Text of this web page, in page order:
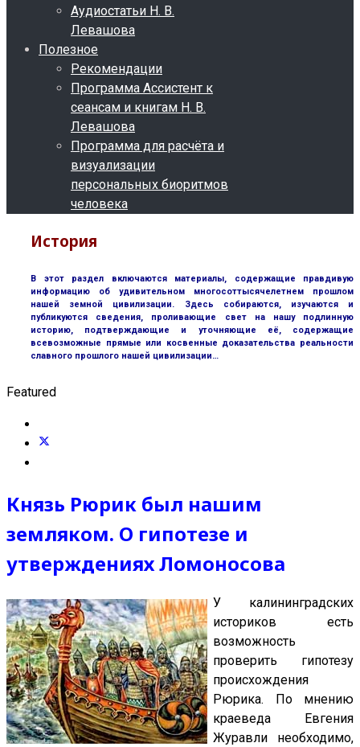
Аудиостатьи Н. В.
Левашова
Полезное
Рекомендации
Программа Ассистент к
сеансам и книгам Н. В.
Левашова
Программа для расчёта и
визуализации
персональных биоритмов
человека
История
В этот раздел включаются материалы, содержащие правдивую
информацию об удивительном многосоттысячелетнем прошлом
нашей земной цивилизации. Здесь собираются, изучаются и
публикуются сведения, проливающие свет на нашу подлинную
историю, подтверждающие и уточняющие её, содержащие
всевозможные прямые или косвенные доказательства реальности
славного прошлого нашей цивилизации…
Featured
Князь Рюрик был нашим
земляком. О гипотезе и
утверждениях Ломоносова
У калининградских
историков есть
возможность
проверить гипотезу
происхождения
Рюрика. По мнению
краеведа Евгения
Журавли необходимо,